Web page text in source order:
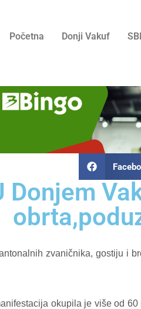
Početna Donji Vakuf
Donjem
zvaničnika, gostiju i
okupila je više od